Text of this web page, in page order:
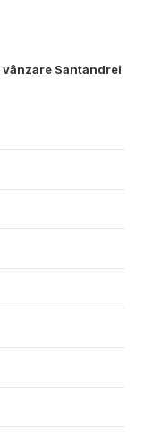
vânzare Santandrei
2 bai, terasa